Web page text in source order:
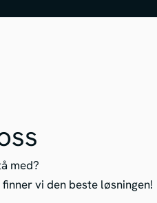
med?
vi den beste løsningen!